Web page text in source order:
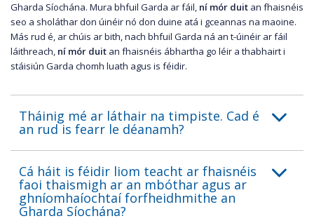
Gharda Síochána. Mura bhfuil Garda ar fáil, ní mór duit an fhaisnéis
seo a sholáthar don úinéir nó don duine atá i gceannas na maoine.
Más rud é, ar chúis ar bith, nach bhfuil Garda ná an t-úinéir ar fáil
láithreach, ní mór duit an fhaisnéis ábhartha go léir a thabhairt i
stáisiún Garda chomh luath agus is féidir.
Tháinig mé ar láthair na timpiste. Cad é
an rud is fearr le déanamh?
Cá háit is féidir liom teacht ar fhaisnéis
faoi thaismigh ar an mbóthar agus ar
ghníomhaíochtaí forfheidhmithe an
Gharda Síochána?